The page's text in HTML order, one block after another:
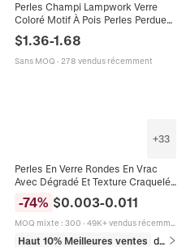
Perles Champi Lampwork Verre
Coloré Motif À Pois Perles Perdues
Pour Fabrication De Bijoux DIY
Bracelet Collier
$1.36-1.68
Sans MOQ · 278 vendus récemment
+33
Perles En Verre Rondes En Vrac
Avec Dégradé Et Texture Craquelée
Bracelet Accessoires Colorés
-74% $0.003-0.011
MOQ mixte: 300 · 49K+ vendus récemment
Haut 10% Meilleures ventes dans Perles